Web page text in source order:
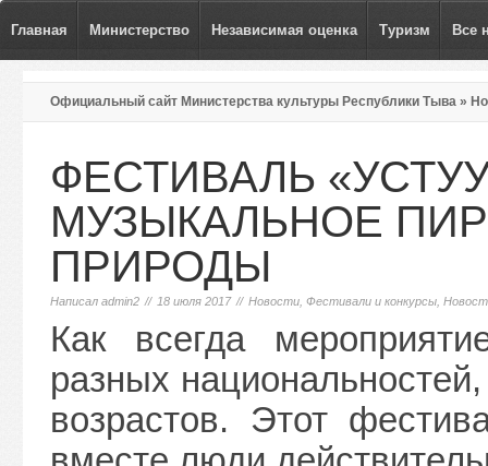
Главная Министерство Независимая оценка Туризм Все
Официальный сайт Министерства культуры Республики Тыва »
ФЕСТИВАЛЬ
МУЗЫКАЛЬНОЕ
ПРИРОДЫ
Написал admin2 // 18 июля 2017 // Новости Фестивали и конкурсы
Как всегда
разных
возрастов. Этот